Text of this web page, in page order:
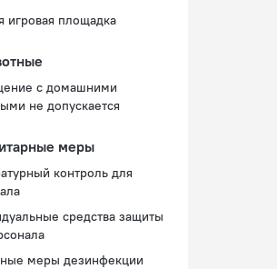
игровая площадка
с домашними
не допускается
меры
контроль для
средства защиты
меры дезинфекции